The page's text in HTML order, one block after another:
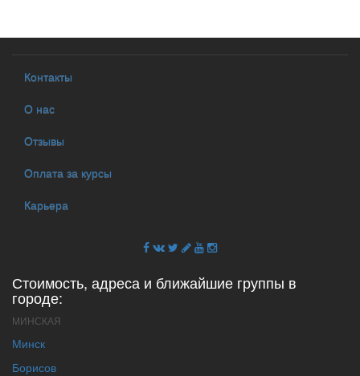
Контакты
О нас
Отзывы
Оплата за курсы
Карьера
Стоимость, адреса и ближайшие группы в
городе:
МИНСКАЯ
Минск
Борисов